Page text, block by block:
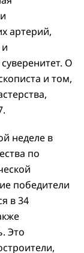
артерий,
О
и том,
неделе в
по
победители
в 34
Это